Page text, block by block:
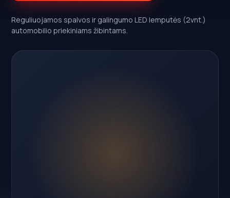
Reguliuojamos spalvos ir galingumo LED lemputės (2vnt.)
automobilio priekiniams žibintams.